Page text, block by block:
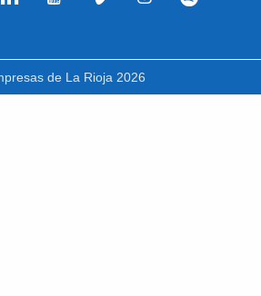
de La Rioja 2026